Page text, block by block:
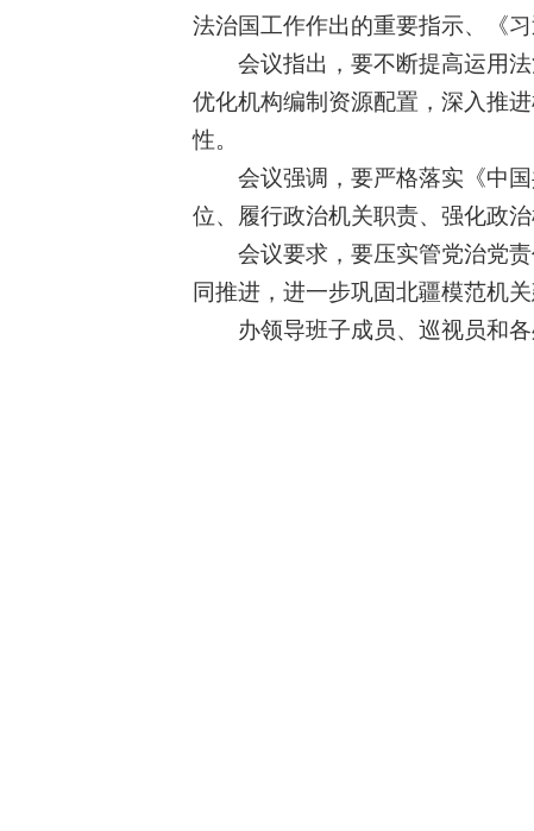
法治国工作作出的重要指示、《
会议指出 ，要不断提高运用
优化机构编制资源配置 ， 深入推
性。
会议强调 ，要严格落实《中
位、履行政治机关职责、强化政
会议要求， 要压实管党治党
同推进，进一步巩固北疆模范机关
办领导班子成员、巡视员和